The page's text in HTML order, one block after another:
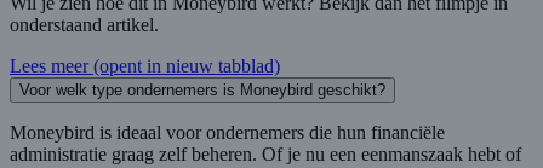
onderstaand artikel.
Lees meer(opent in nieuw tabblad)
Voor welk type ondernemers is Moneybird geschikt?
Moneybird is ideaal voor ondernemers die hun financiële
administratie graag zelf beheren. Of je nu een eenmanszaak hebt of